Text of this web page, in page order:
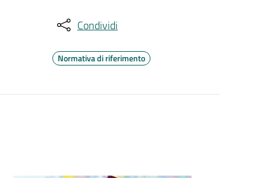
Condividi
Normativa di riferimento